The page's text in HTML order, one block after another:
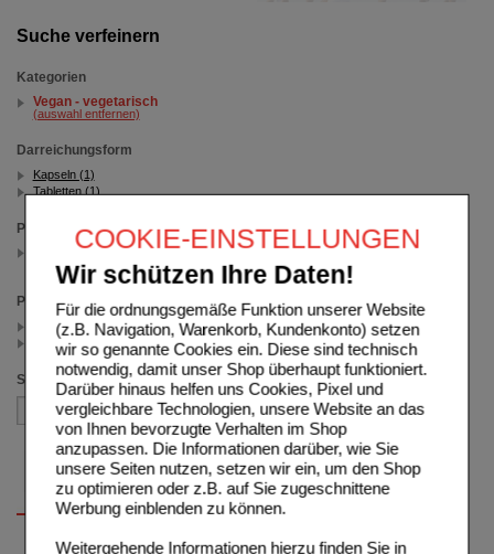
COOKIE-EINSTELLUNGEN
Wir schützen Ihre Daten!
Für die ordnungsgemäße Funktion unserer Website
(z.B. Navigation, Warenkorb, Kundenkonto) setzen
wir so genannte Cookies ein. Diese sind technisch
notwendig, damit unser Shop überhaupt funktioniert.
Darüber hinaus helfen uns Cookies, Pixel und
vergleichbare Technologien, unsere Website an das
von Ihnen bevorzugte Verhalten im Shop
anzupassen. Die Informationen darüber, wie Sie
unsere Seiten nutzen, setzen wir ein, um den Shop
zu optimieren oder z.B. auf Sie zugeschnittene
Werbung einblenden zu können.
Weitergehende Informationen hierzu finden Sie in
Suche verfeinern
Kategorien
Vegan - vegetarisch
(auswahl entfernen)
Darreichungsform
Kapseln (1)
Tabletten (1)
Packungsgröße
(auswahl entfernen)
Preis
< 15.00 (1)
>= 15.00 (1)
Sortieren nach